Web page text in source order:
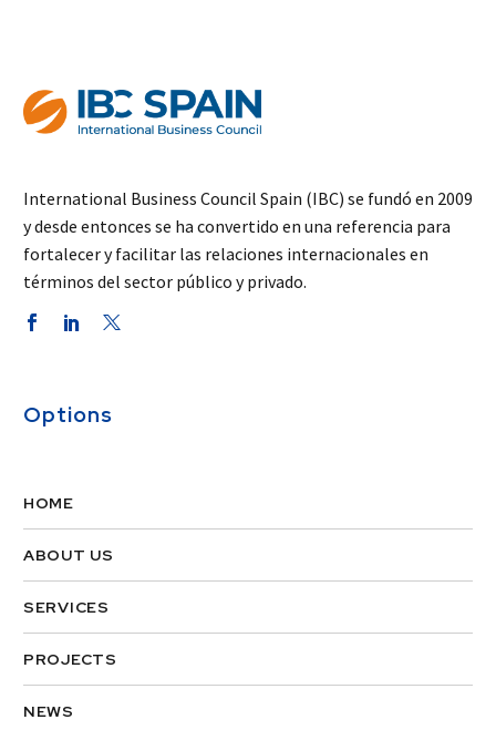
International Business Council Spain (IBC) se fundó en 2009
y desde entonces se ha convertido en una referencia para
fortalecer y facilitar las relaciones internacionales en
términos del sector público y privado.
Options
HOME
ABOUT US
SERVICES
PROJECTS
NEWS